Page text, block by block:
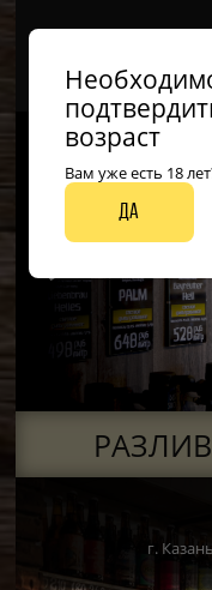
‹
г.
возраст
Вам уже есть 18
Да